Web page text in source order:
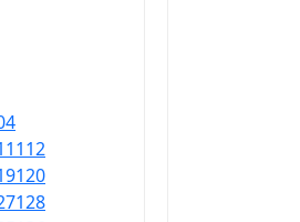
112
120
128